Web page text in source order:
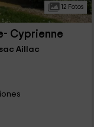
12 Fotos
Cyprienne
Aillac